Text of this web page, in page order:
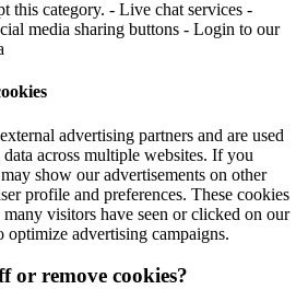
this category. - Live chat services -
media sharing buttons - Login to our
advertising partners and are used
across multiple websites. If you
show our advertisements on other
profile and preferences. These cookies
visitors have seen or clicked on our
optimize advertising campaigns.
or remove cookies?